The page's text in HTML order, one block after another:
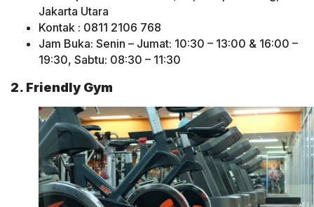
Jakarta Utara
Kontak : 0811 2106 768
Jam Buka: Senin – Jumat: 10:30 – 13:00 & 16:00 –
19:30, Sabtu: 08:30 – 11:30
2. Friendly Gym